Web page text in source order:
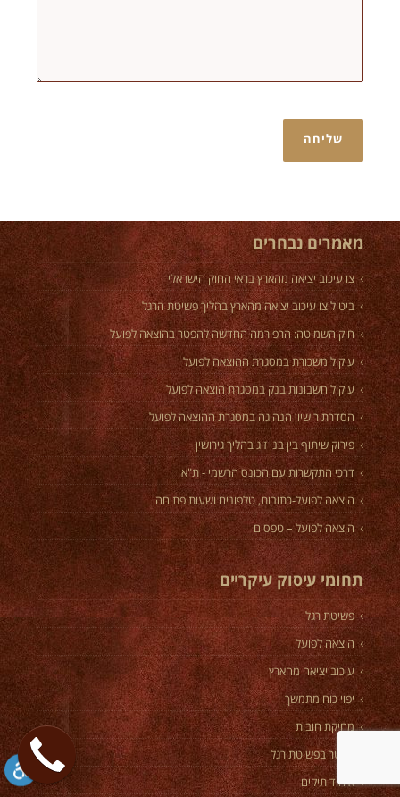
מאמרים נבחרים
צו עיכוב יציאה מהארץ בראי החוק הישראלי
ביטול צו עיכוב יציאה מהארץ בהליך פשיטת הרגל
חוק השמיטה: הרפורמה החדשה להפטר בהוצאה לפועל
עיקול משכורת במסגרת ההוצאה לפועל
עיקול חשבונות בנק במסגרת הוצאה לפועל
הסדרת רישיון הנהיגה במסגרת ההוצאה לפועל
פירוק שיתוף בין בני זוג בהליך גירושין
דרכי התקשרות עם הכונס הרשמי - ת"א
הוצאה לפועל-כתובות, טלפונים ושעות פתיחה
הוצאה לפועל – טפסים
תחומי עיסוק עיקריים
פשיטת רגל
הוצאה לפועל
עיכוב יציאה מהארץ
יפוי כוח מתמשך
מחיקת חובות
הפטר בפשיטת רגל
איחוד תיקים